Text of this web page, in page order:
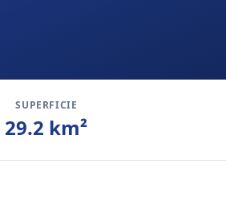
SUPERFICIE
29.2 km²